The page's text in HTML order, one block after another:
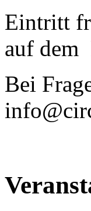
Eintritt
auf dem
Bei